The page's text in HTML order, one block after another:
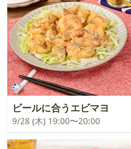
ビールに合うエビマヨ
9/28 (木) 19:00〜20:00